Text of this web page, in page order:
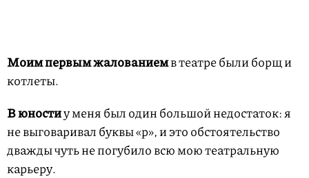
Моим первым жалованиемв театре были борщ и
котлеты.
В юностиу меня был один большой недостаток: я
не выговаривал буквы «р», и это обстоятельство
дважды чуть не погубило всю мою театральную
карьеру.